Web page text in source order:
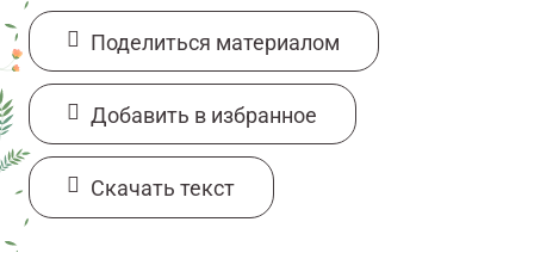
Поделиться материалом
Добавить в избранное
Cкачать текст